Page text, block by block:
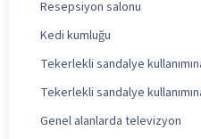
Resepsiyon salonu
Kedi kumluğu
Tekerlekli sandalye
Tekerlekli sandalye
Genel alanlarda televizyon